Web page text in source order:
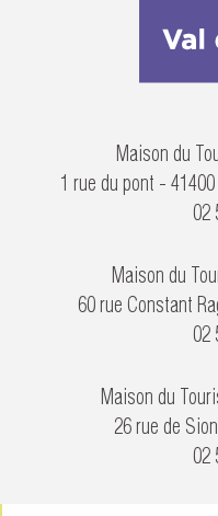
Maison du
1 rue du pont - 41400
02
Maison du
60 rue Constant
02
Maison du
26 rue de
02